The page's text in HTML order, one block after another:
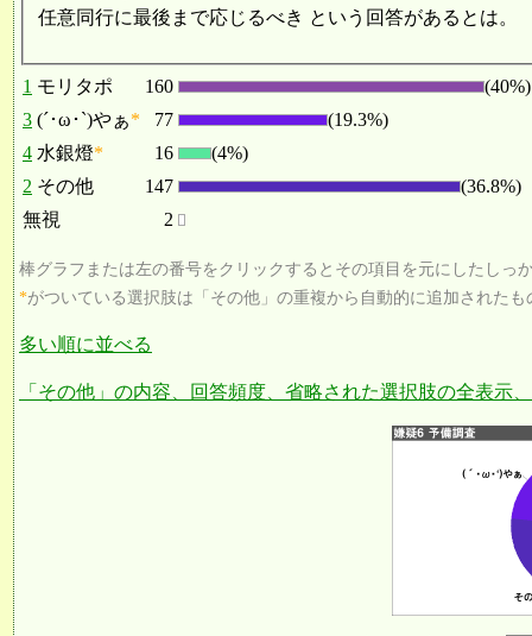
任意同行に最後まで応じるべき という回答があるとは。
1 モリタポ 160
(40%)
3 (´･ω･`)やぁ* 77
(19.3%)
4 水銀燈* 16
(4%)
2 その他 147
(36.8%)
無視
2
棒グラフまたは左の番号をクリックするとその項目を元にしたしっ
*がついている選択肢は「その他」の重複から自動的に追加されたも
多い順に並べる
「その他」の内容、回答頻度、省略された選択肢の全表示